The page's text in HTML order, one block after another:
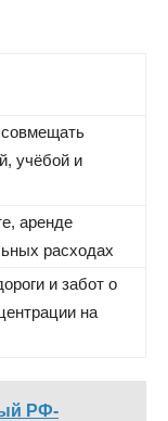
учёбой и
аренде
расходах
и забот о
на
РФ-